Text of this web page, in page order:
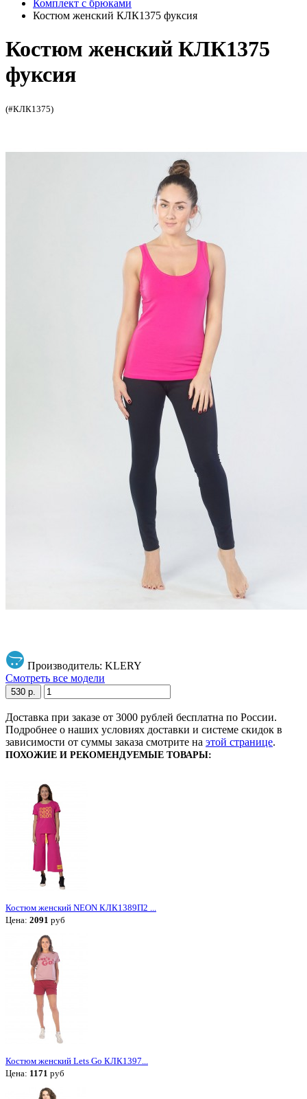
Комплект с брюками
Костюм женский КЛК1375 фуксия
Костюм женский КЛК1375
фуксия
(#КЛК1375)
Производитель: KLERY
Смотреть все модели
530 р.
Доставка при заказе от 3000 рублей бесплатна по России.
Подробнее о наших условиях доставки и системе скидок в
зависимости от суммы заказа смотрите на этой странице.
ПОХОЖИЕ И РЕКОМЕНДУЕМЫЕ ТОВАРЫ:
Костюм женский NEON КЛК1389П2 ...
Цена: 2091 руб
Костюм женский Lets Go КЛК1397...
Цена: 1171 руб